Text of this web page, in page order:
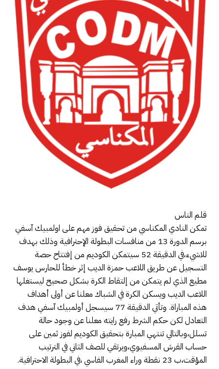
قلم الناس
تمكن النادي المكناسي من تحقيق فوز مهم على اولمبيك آسفي
برسم الدورة 13 من منافسات البطولة الإحترافية وذلك بهدف
للاشيء،في الدقيقة 52 سيتمكن الكوديم من إفتتاح حصة
التسجيل عن طريق اللاعب حمزة الديب إثر خطأ للحارس يوسف
مطيع الذي لم يتمكن من إلتقاط الكرة بشكل صحيح ليستغلها
اللاعب الديب ويسكن الكرة في الشباك معلنا عن أولى أهداف
هذه المباراة. وتأتي الدقيقة 77 سيسجل أولمبيك آسفي هدف
التعادل لكن حكم الشرط رفع رايته معلنا عن وجود حالة
تسلل،وبالتالي تنتهي المبارة بتحقيق الكوديم لفوز ثمين على
حساب القرش المسفيوي،ويرتقي للصف الثاني في الترتيب
المؤقت،ب 23 نقطة وراء المغرب الفاسي ،في البطولة الاحترافية.